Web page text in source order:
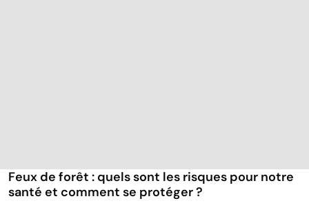
Feux de forêt : quels sont les risques pour notre
santé et comment se protéger ?